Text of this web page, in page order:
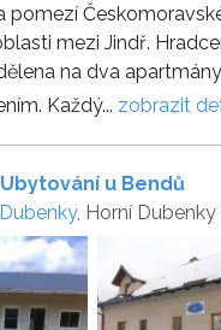
pomezí
mezi Jindř.
na dva
Každý... zobrazit
Ubytování u Bendů
, Horní